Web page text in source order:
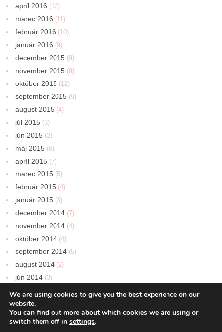
apríl 2016 (12)
marec 2016 (11)
február 2016 (10)
január 2016 (9)
december 2015 (9)
november 2015 (9)
október 2015 (12)
september 2015 (9)
august 2015 (4)
júl 2015 (3)
jún 2015 (2)
máj 2015 (6)
apríl 2015 (7)
marec 2015 (5)
február 2015 (4)
január 2015 (3)
december 2014 (7)
november 2014 (4)
október 2014 (4)
september 2014 (5)
august 2014 (2)
jún 2014 (3)
We are using cookies to give you the best experience on our
website.
You can find out more about which cookies we are using or
switch them off in settings.